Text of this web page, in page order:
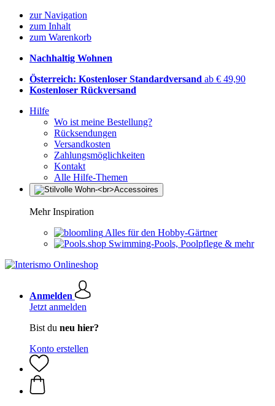
zur Navigation
zum Inhalt
zum Warenkorb
Nachhaltig Wohnen
Österreich: Kostenloser Standardversand ab € 49,90
Kostenloser Rückversand
Hilfe
Wo ist meine Bestellung?
Rücksendungen
Versandkosten
Zahlungsmöglichkeiten
Kontakt
Alle Hilfe-Themen
Mehr Inspiration
Alles für den Hobby-Gärtner
Swimming-Pools, Poolpflege & mehr
Anmelden
Jetzt anmelden
Bist du neu hier?
Konto erstellen